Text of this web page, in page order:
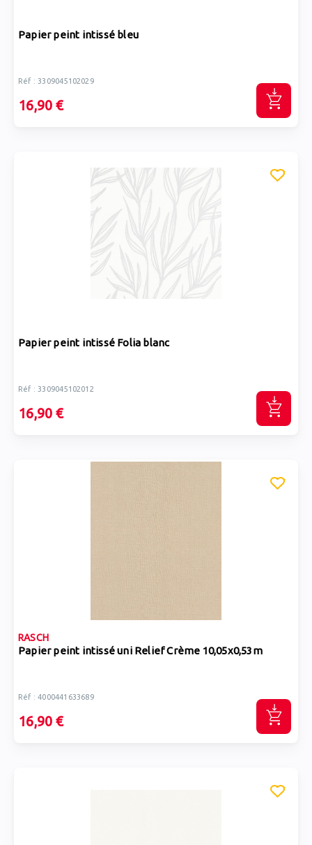
Papier peint intissé bleu
Réf : 3309045102029
16,90 €
Papier peint intissé Folia blanc
Réf : 3309045102012
16,90 €
RASCH
Papier peint intissé uni Relief Crème 10,05x0,53m
Réf : 4000441633689
16,90 €